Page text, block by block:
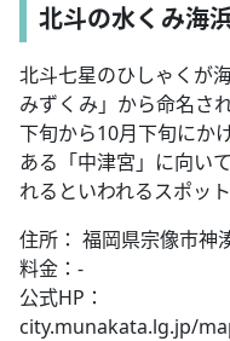
北斗の水くみ海
北斗七星のひしゃくが
みずくみ」から命名さ
下旬から10月下旬にか
ある「中津宮」に向い
れるといわれるスポット
住所： 福岡県宗像市神
料金：-
公式HP：
city.munakata.lg.jp/